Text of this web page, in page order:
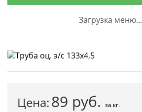
Загрузка меню...
Цена:89 руб. за кг.